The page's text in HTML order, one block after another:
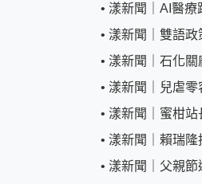
• 漾新聞｜AI醫
• 漾新聞｜雙語
• 漾新聞｜石化
• 漾新聞｜兒虐
• 漾新聞｜蜜柑
• 漾新聞｜賴瑞
• 漾新聞｜父親